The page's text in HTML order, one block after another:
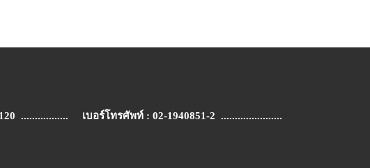
................. เบอร์โทรศัพท์ : 02-1940851-2 ......................